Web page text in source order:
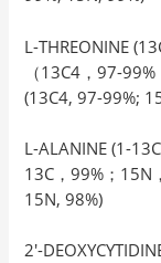
L-THREONINE
（13C4，97-
(13C4, 97-99%;
L-ALANINE (1-
13C，99%；
15N, 98%)
2′-